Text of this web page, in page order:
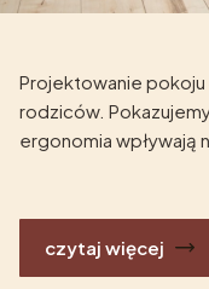
Projektowanie
rodziców.
ergonomia wpływają
czytaj więcej